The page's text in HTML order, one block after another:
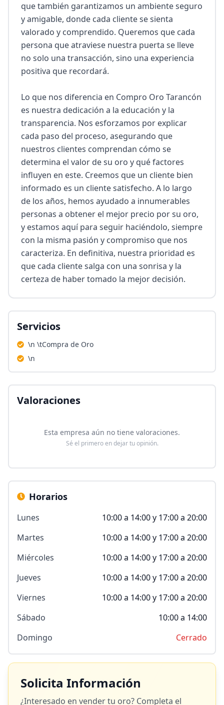
que también garantizamos un ambiente seguro
y amigable, donde cada cliente se sienta
valorado y comprendido. Queremos que cada
persona que atraviese nuestra puerta se lleve
no solo una transacción, sino una experiencia
positiva que recordará.
Lo que nos diferencia en Compro Oro Tarancón
es nuestra dedicación a la educación y la
transparencia. Nos esforzamos por explicar
cada paso del proceso, asegurando que
nuestros clientes comprendan cómo se
determina el valor de su oro y qué factores
influyen en este. Creemos que un cliente bien
informado es un cliente satisfecho. A lo largo
de los años, hemos ayudado a innumerables
personas a obtener el mejor precio por su oro,
y estamos aquí para seguir haciéndolo, siempre
con la misma pasión y compromiso que nos
caracteriza. En definitiva, nuestra prioridad es
que cada cliente salga con una sonrisa y la
certeza de haber tomado la mejor decisión.
Servicios
\n \tCompra de Oro
\n
Valoraciones
Esta empresa aún no tiene valoraciones.
Sé el primero en dejar tu opinión.
Horarios
Lunes
10:00 a 14:00 y 17:00 a 20:00
Martes
10:00 a 14:00 y 17:00 a 20:00
Miércoles
10:00 a 14:00 y 17:00 a 20:00
Jueves
10:00 a 14:00 y 17:00 a 20:00
Viernes
10:00 a 14:00 y 17:00 a 20:00
Sábado
10:00 a 14:00
Domingo
Cerrado
Solicita Información
¿Interesado en vender tu oro? Completa el